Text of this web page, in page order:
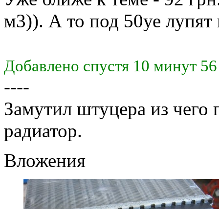
м3)). А то под 50уе
Добавлено спустя 10 минут
----
Замутил штуцера из чего
радиатор.
Вложения